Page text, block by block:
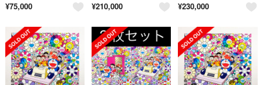
¥75,000 ¥210,000 ¥230,000